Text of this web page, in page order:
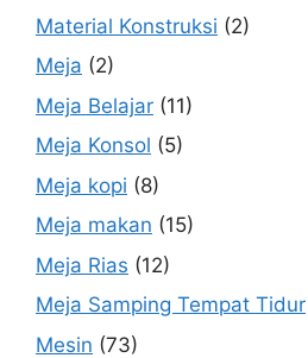
Material Konstruksi (2)
Meja (2)
Meja Belajar (11)
Meja Konsol (5)
Meja kopi (8)
Meja makan (15)
Meja Rias (12)
Meja Samping Tempat Tidur
Mesin (73)